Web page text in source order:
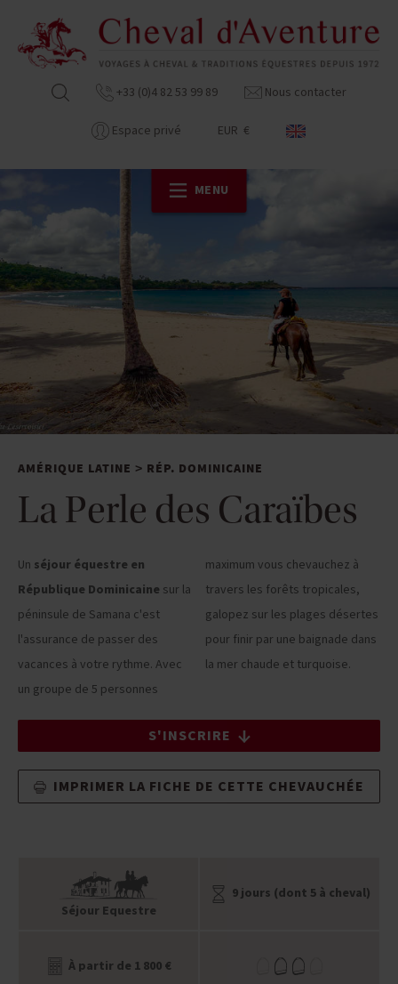
+33 (0)4 82 53 99 89 Nous contacter
Espace privé EUR €
MENU
AMÉRIQUE LATINE > RÉP. DOMINICAINE
La Perle des Caraïbes
Un séjour équestre en
République Dominicaine sur la
péninsule de Samana c'est
l'assurance de passer des
vacances à votre rythme. Avec
un groupe de 5 personnes
maximum vous chevauchez à
travers les forêts tropicales,
galopez sur les plages désertes
pour finir par une baignade dans
la mer chaude et turquoise.
S'INSCRIRE
IMPRIMER LA FICHE DE CETTE CHEVAUCHÉE
Séjour Equestre
9 jours (dont 5 à cheval)
À partir de 1 800 €